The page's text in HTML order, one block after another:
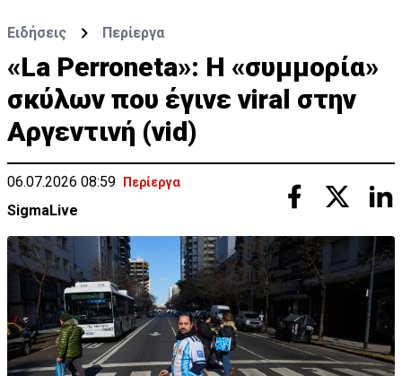
Ειδήσεις Περίεργα
«La Perroneta»: Η «συμμορία»
σκύλων που έγινε viral στην
Αργεντινή (vid)
06.07.2026 08:59 Περίεργα
SigmaLive